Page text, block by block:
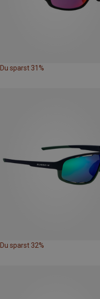
Du sparst 31%
Du sparst 32%